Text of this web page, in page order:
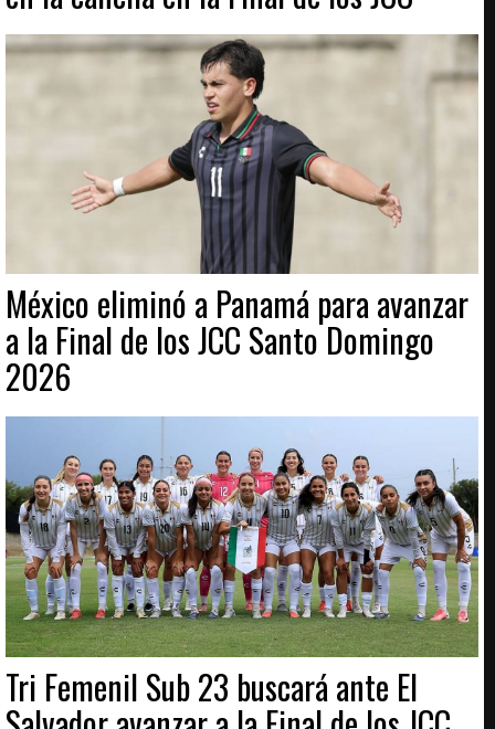
México eliminó a Panamá para avanzar
a la Final de los JCC Santo Domingo
2026
Tri Femenil Sub 23 buscará ante El